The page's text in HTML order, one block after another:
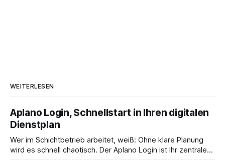
WEITERLESEN
Aplano Login, Schnellstart in Ihren digitalen
Dienstplan
Wer im Schichtbetrieb arbeitet, weiß: Ohne klare Planung
wird es schnell chaotisch. Der Aplano Login ist Ihr zentraler